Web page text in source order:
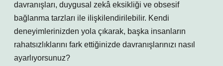
davranışları, duygusal zekâ eksikliği ve obsesif
bağlanma tarzları ile ilişkilendirilebilir. Kendi
deneyimlerinizden yola çıkarak, başka insanların
rahatsızlıklarını fark ettiğinizde davranışlarınızı nasıl
ayarlıyorsunuz?